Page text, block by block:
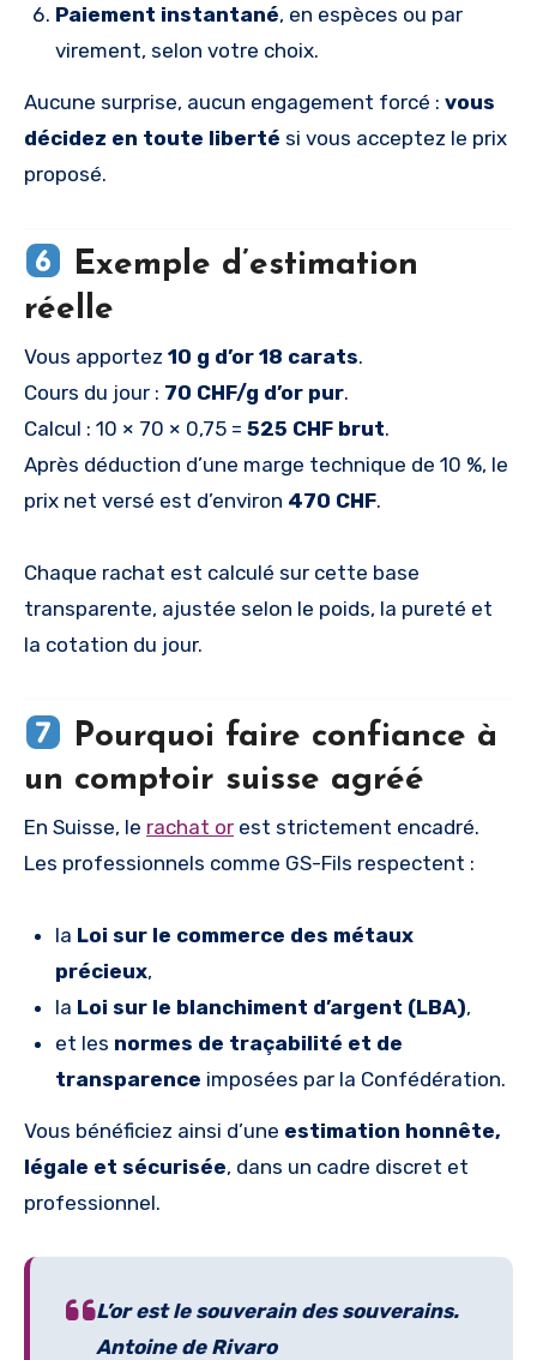
Paiement instantané, en espèces ou par
virement, selon votre choix.
Aucune surprise, aucun engagement forcé : vous
décidez en toute liberté si vous acceptez le prix
proposé.
Exemple d’estimation
réelle
Vous apportez 10 g d’or 18 carats.
Cours du jour : 70 CHF/g d’or pur.
Calcul : 10 × 70 × 0,75 = 525 CHF brut.
Après déduction d’une marge technique de 10 %, le
prix net versé est d’environ 470 CHF.
Chaque rachat est calculé sur cette base
transparente, ajustée selon le poids, la pureté et
la cotation du jour.
Pourquoi faire confiance à
un comptoir suisse agréé
En Suisse, le rachat or est strictement encadré.
Les professionnels comme GS-Fils respectent :
la Loi sur le commerce des métaux
précieux,
la Loi sur le blanchiment d’argent (LBA),
et les normes de traçabilité et de
transparence imposées par la Confédération.
Vous bénéficiez ainsi d’une estimation honnête,
légale et sécurisée, dans un cadre discret et
professionnel.
L’or est le souverain des souverains.
Antoine de Rivaro